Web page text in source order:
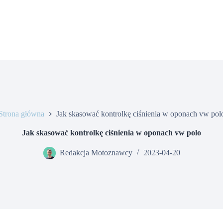
główna Jak skasować kontrolkę ciśnienia w oponach vw
Jak skasować kontrolkę ciśnienia w oponach vw polo
Redakcja Motoznawcy 2023-04-20